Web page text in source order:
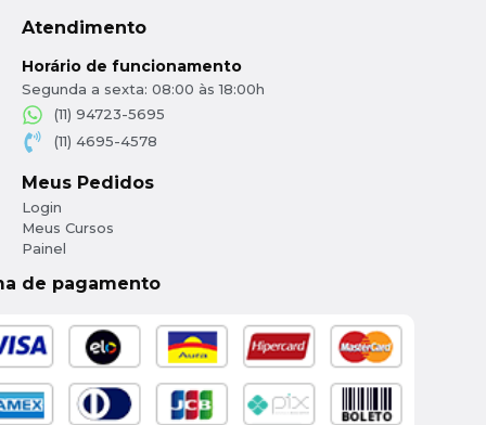
Atendimento
Horário de funcionamento
Segunda a sexta: 08:00 às 18:00h
(11) 94723-5695
(11) 4695-4578
Meus Pedidos
Login
Meus Cursos
Painel
de pagamento